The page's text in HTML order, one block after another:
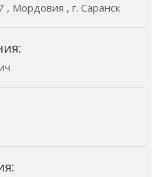
, Мордовия , г. Саранск